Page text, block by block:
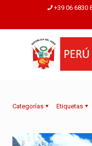
+39 06 6830
Categorías Etiquetas